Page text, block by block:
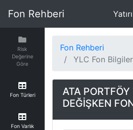
Fon Rehberi
Risk
Değerine
Göre
Fon Türleri
Fon Varlık
Fon Rehberi
YLC Fon
ATA
DEĞİŞKEN